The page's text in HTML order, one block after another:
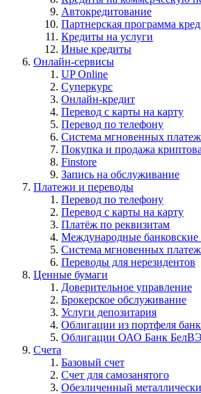
Автокредитование
Партнерская программа
Кредиты на услуги
Иные кредиты
Онлайн-сервисы
UP Online
Суперкурс
Онлайн-кредит
Перевод с карты на карту
Перевод по телефону
Система мгновенных
Покупка и продажа
Finstore
Запись на обслуживание
Платежи и переводы
Перевод по телефону
Перевод с карты на карту
Платёж по реквизитам
Международные банковские
Система мгновенных
Переводы для нерезидентов
Ценные бумаги
Доверительное управление
Брокерское обслуживание
Услуги депозитария
Облигации из портфеля
Облигации ОАО Банк
Счета
Базовый счет
Счет для самозанятого
Обезличенный